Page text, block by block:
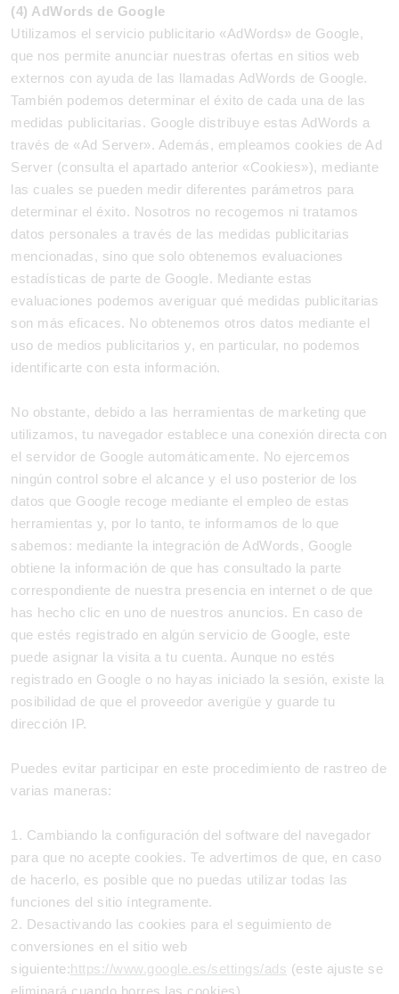
(4) AdWords de Google
Utilizamos el servicio publicitario «AdWords» de Google,
que nos permite anunciar nuestras ofertas en sitios web
externos con ayuda de las llamadas AdWords de Google.
También podemos determinar el éxito de cada una de las
medidas publicitarias. Google distribuye estas AdWords a
través de «Ad Server». Además, empleamos cookies de Ad
Server (consulta el apartado anterior «Cookies»), mediante
las cuales se pueden medir diferentes parámetros para
determinar el éxito. Nosotros no recogemos ni tratamos
datos personales a través de las medidas publicitarias
mencionadas, sino que solo obtenemos evaluaciones
estadísticas de parte de Google. Mediante estas
evaluaciones podemos averiguar qué medidas publicitarias
son más eficaces. No obtenemos otros datos mediante el
uso de medios publicitarios y, en particular, no podemos
identificarte con esta información.
No obstante, debido a las herramientas de marketing que
utilizamos, tu navegador establece una conexión directa con
el servidor de Google automáticamente. No ejercemos
ningún control sobre el alcance y el uso posterior de los
datos que Google recoge mediante el empleo de estas
herramientas y, por lo tanto, te informamos de lo que
sabemos: mediante la integración de AdWords, Google
obtiene la información de que has consultado la parte
correspondiente de nuestra presencia en internet o de que
has hecho clic en uno de nuestros anuncios. En caso de
que estés registrado en algún servicio de Google, este
puede asignar la visita a tu cuenta. Aunque no estés
registrado en Google o no hayas iniciado la sesión, existe la
posibilidad de que el proveedor averigüe y guarde tu
dirección IP.
Puedes evitar participar en este procedimiento de rastreo de
varias maneras:
1. Cambiando la configuración del software del navegador
para que no acepte cookies. Te advertimos de que, en caso
de hacerlo, es posible que no puedas utilizar todas las
funciones del sitio íntegramente.
2. Desactivando las cookies para el seguimiento de
conversiones en el sitio web
siguiente:https://www.google.es/settings/ads (este ajuste se
eliminará cuando borres las cookies)